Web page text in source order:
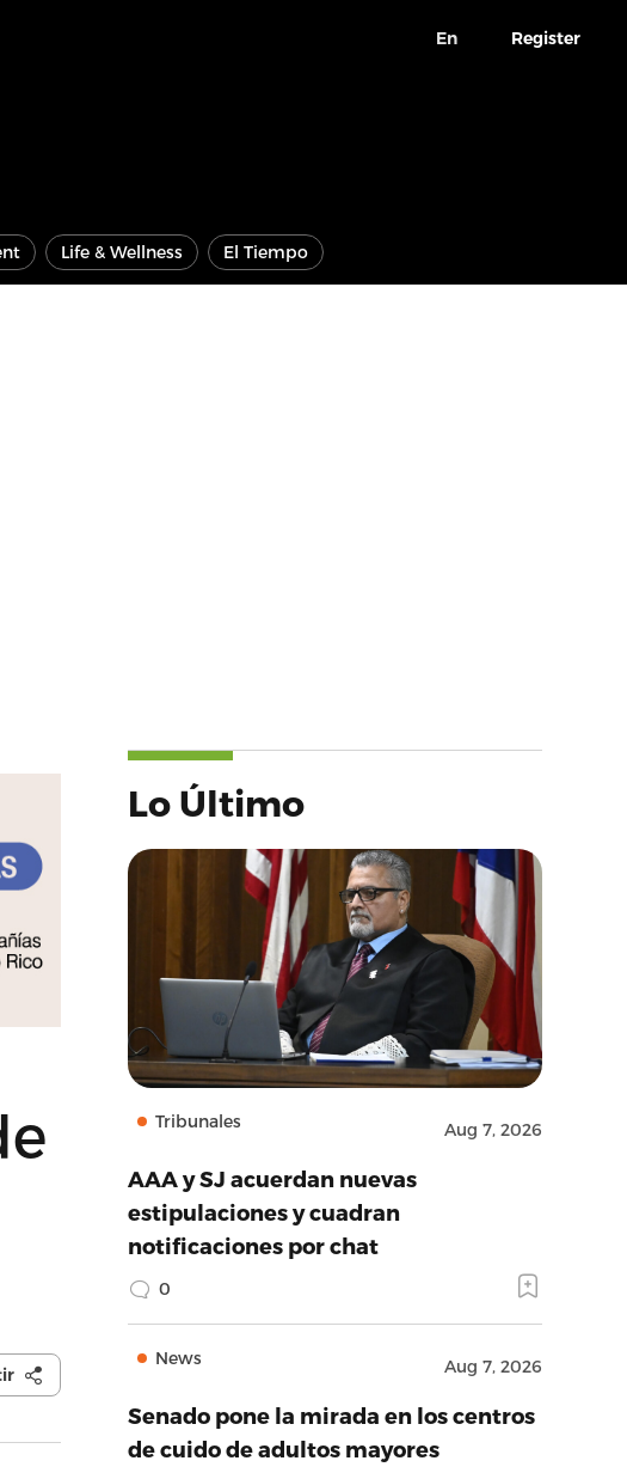
En Register
Life & Wellness El Tiempo
Lo Último
Tribunales Aug 7, 2026
AAA y SJ acuerdan nuevas
estipulaciones y cuadran
notificaciones por chat
0
News Aug 7, 2026
Senado pone la mirada en los centros
de cuido de adultos mayores